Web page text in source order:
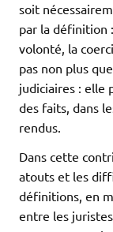
soit
par la définition
volonté, la
pas non plus
judiciaires : elle
des faits, dans
rendus.
Dans cette
atouts et les
définitions, en
entre les